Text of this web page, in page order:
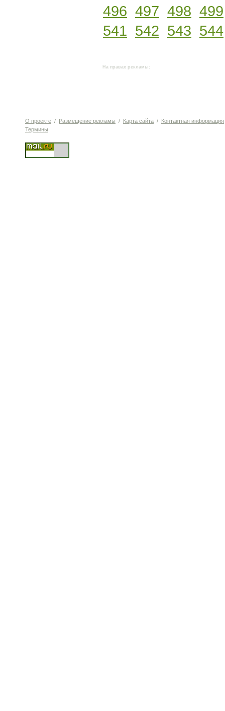
496 497 498 499
541 542 543 544
На правах рекламы:
О проекте / Размещение рекламы / Карта сайта / Контактная информация
Термины